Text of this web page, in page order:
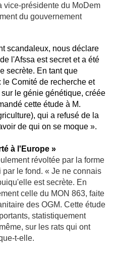
vice-présidente du MoDem
du gouvernement
scandaleux, nous déclare
l'Afssa est secret et a été
secrète. En tant que
Comité de recherche et
le génie génétique, créée
cette étude à M.
qui a refusé de la
de qui on se moque ».
à l'Europe »
révoltée par la forme
le fond. « Je ne connais
est secrète. En
celle du MON 863, faite
des OGM. Cette étude
statistiquement
sur les rats qui ont
t-elle.